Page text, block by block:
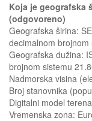
Koja je geografska
(odgovoreno)
Geografska širina:
decimalnom
Geografska dužina:
brojnom sistemu
Nadmorska visina
Broj stanovnika
Digitalni model
Vremenska zona: